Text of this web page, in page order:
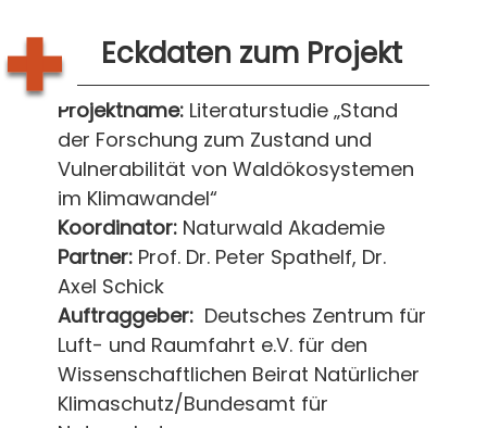
Eckdaten zum Projekt
Projektname:Literaturstudie „Stand
der Forschung zum Zustand und
Vulnerabilität von Waldökosystemen
im Klimawandel“
Koordinator:Naturwald Akademie
Partner:Prof. Dr. Peter Spathelf, Dr.
Axel Schick
Auftraggeber: Deutsches Zentrum für
Luft- und Raumfahrt e.V. für den
Wissenschaftlichen Beirat Natürlicher
Klimaschutz/Bundesamt für